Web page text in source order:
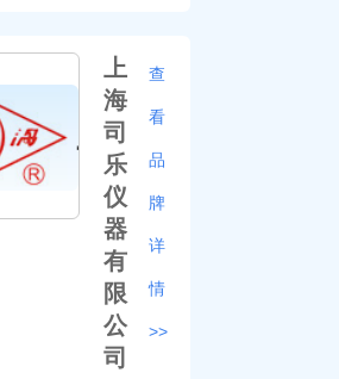
热线：
400-
638-
1718！
是一家
专注从
事各类
高精度
电子天
平、数
显式粘
度计、
高精度
高低温
恒温
上
海
司
乐
仪
器
有
限
公
司
查
看
品
牌
详
情
>>